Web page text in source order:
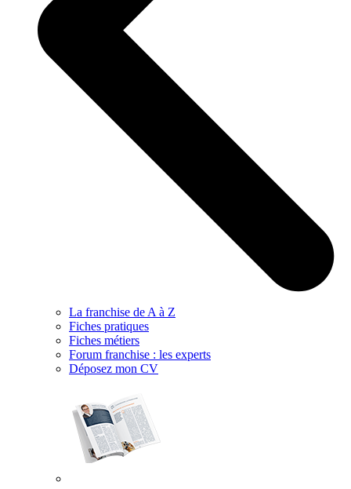
La franchise de A à Z
Fiches pratiques
Fiches métiers
Forum franchise : les experts
Déposez mon CV